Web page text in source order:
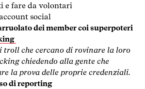
e fare da volontari
social
dei member coi superpoteri
troll che cercano di rovinare la loro
chiedendo alla gente che
la prova delle proprie credenziali.
di reporting